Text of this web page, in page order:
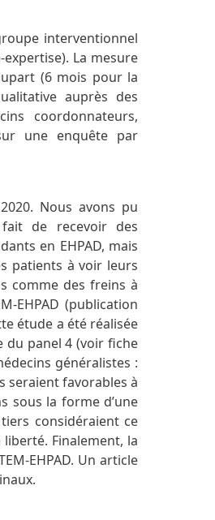
interventionnel
La mesure
(6 mois pour la
auprès des
coordonnateurs,
une enquête par
Nous avons pu
de recevoir des
en EHPAD, mais
patients à voir leurs
comme des freins à
EHPAD (publication
étude a été réalisée
du panel 4 (voir fiche
généralistes :
seraient favorables à
sous la forme d’une
considéraient ce
Finalement, la
EHPAD. Un article